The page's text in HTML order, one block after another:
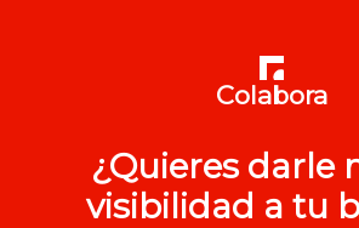
Colabora
¿Quieres darle
visibilidad a tu